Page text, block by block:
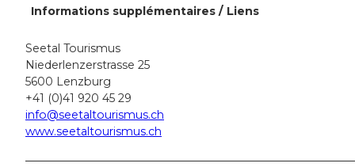
Informations supplémentaires / Liens
Seetal Tourismus
Niederlenzerstrasse 25
5600 Lenzburg
+41 (0)41 920 45 29
info@seetaltourismus.ch
www.seetaltourismus.ch